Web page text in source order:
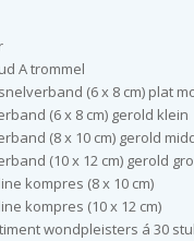
A trommel
(6 x 8 cm) plat
(6 x 8 cm) gerold klein
(8 x 10 cm) gerold
(10 x 12 cm) gerold
kompres (8 x 10 cm)
kompres (10 x 12 cm)
wondpleisters á 30